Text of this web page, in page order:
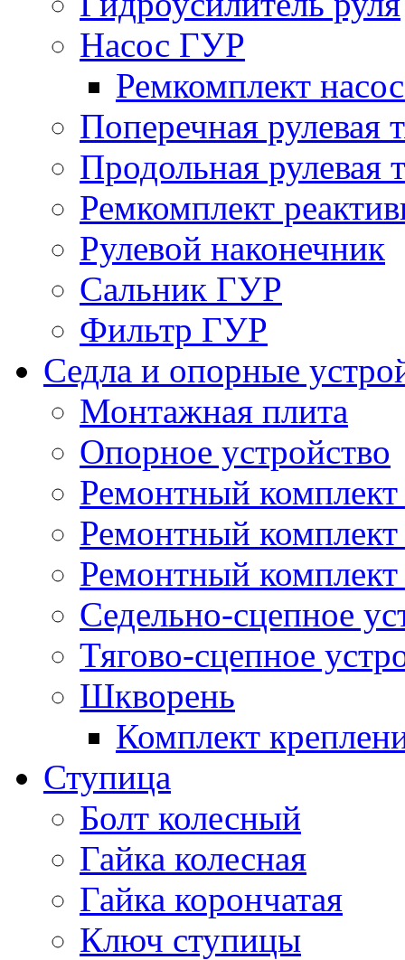
Насос ГУР
Ремкомплект
Поперечная рулевая
Продольная рулевая
Ремкомплект
Рулевой наконечник
Сальник ГУР
Фильтр ГУР
Седла и опорные
Монтажная плита
Опорное устройство
Ремонтный комплект
Ремонтный
Ремонтный комплект
Седельно-сцепное
Тягово-сцепное
Шкворень
Комплект
Ступица
Болт колесный
Гайка колесная
Гайка корончатая
Ключ ступицы